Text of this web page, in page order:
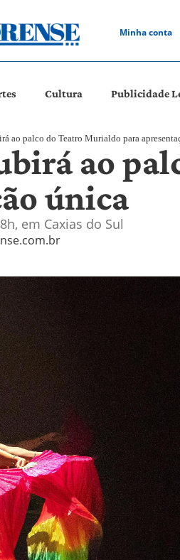
Minha conta
Cultura Publicidade
ao palco do Teatro Murialdo para
ao
única
em Caxias do Sul